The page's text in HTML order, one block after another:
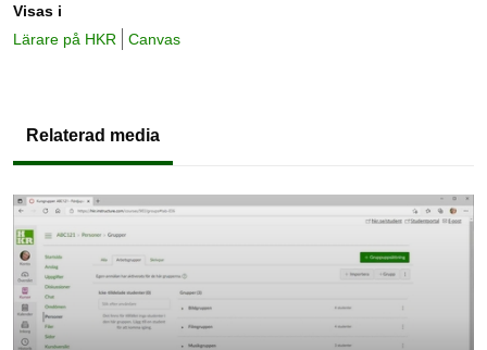
Visas i
Lärare på HKR
Canvas
Relaterad media